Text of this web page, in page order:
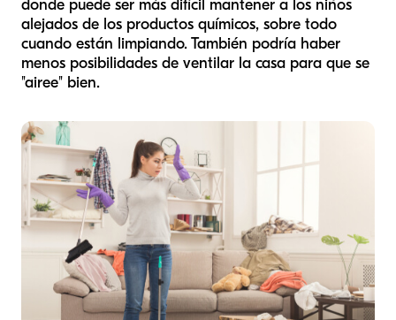
donde puede ser más difícil mantener a los niños
alejados de los productos químicos, sobre todo
cuando están limpiando. También podría haber
menos posibilidades de ventilar la casa para que se
"airee" bien.